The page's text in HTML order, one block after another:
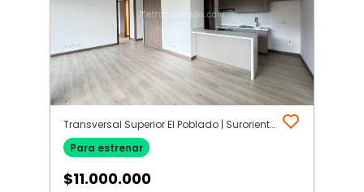
Transversal Superior El Poblado | Suroriente | Medellín
Para estrenar
$11.000.000